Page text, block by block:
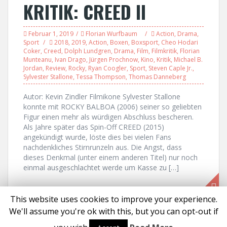
KRITIK: CREED II
Februar 1, 2019 Florian Wurfbaum Action, Drama,
Sport
2018, 2019, Action, Boxen, Boxsport, Cheo Hodari
Coker, Creed, Dolph Lundgren, Drama, Film, Filmkritik, Florian
Munteanu, Ivan Drago, Jürgen Prochnow, Kino, Kritik, Michael B.
Jordan, Review, Rocky, Ryan Coogler, Sport, Steven Caple Jr.,
Sylvester Stallone, Tessa Thompson, Thomas Danneberg
Autor: Kevin Zindler Filmikone Sylvester Stallone
konnte mit ROCKY BALBOA (2006) seiner so geliebten
Figur einen mehr als würdigen Abschluss bescheren.
Als Jahre später das Spin-Off CREED (2015)
angekündigt wurde, löste dies bei vielen Fans
nachdenkliches Stirnrunzeln aus. Die Angst, dass
dieses Denkmal (unter einem anderen Titel) nur noch
einmal ausgeschlachtet werde um Kasse zu […]
Proudly powered by WordPress |Theme: Solon by aThemes
This website uses cookies to improve your experience.
We'll assume you're ok with this, but you can opt-out if